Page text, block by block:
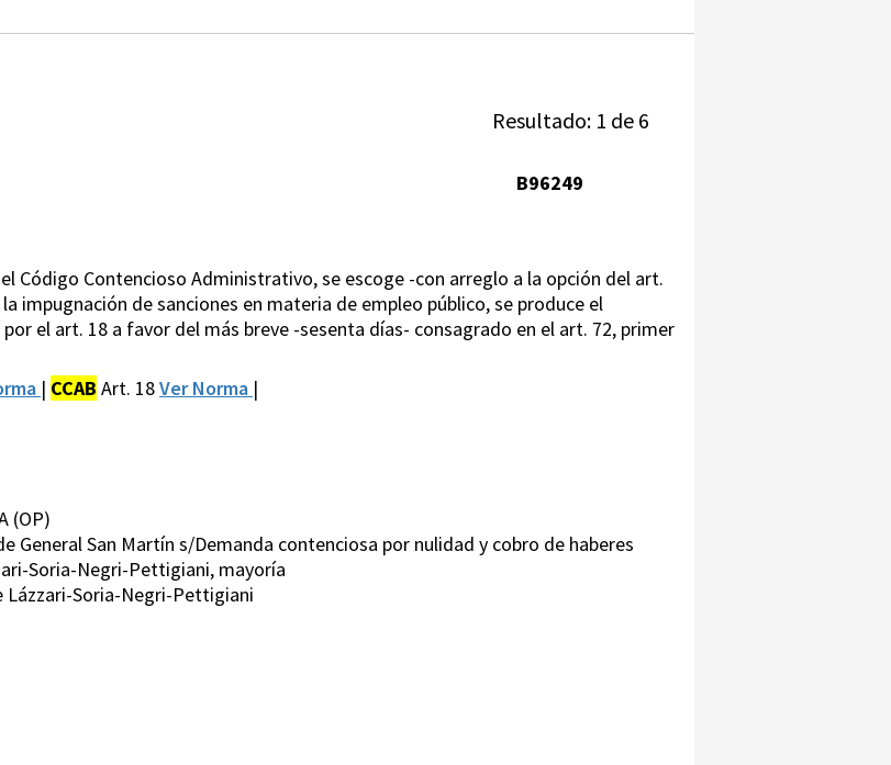
Resultado: 1 de 6
B96249
Código Contencioso Administrativo, se escoge -con arreglo a la opción del art.
impugnación de sanciones en materia de empleo público, se produce el
el art. 18 a favor del más breve -sesenta días- consagrado en el art. 72, primer
| CCAB Art. 18Ver Norma |
(OP)
General San Martín s/Demanda contenciosa por nulidad y cobro de haberes
Soria-Negri-Pettigiani, mayoría
Soria-Negri-Pettigiani